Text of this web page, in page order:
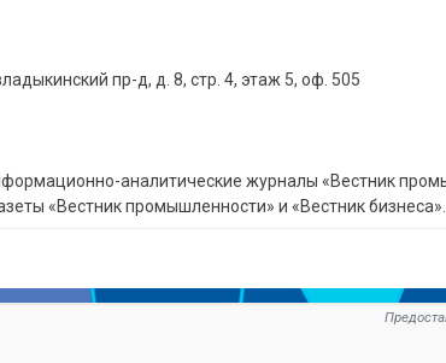
пр-д, д. 8, стр. 4, этаж 5, оф. 505
аналитические журналы «Вестник
«Вестник промышленности» и «Вестник бизнеса».